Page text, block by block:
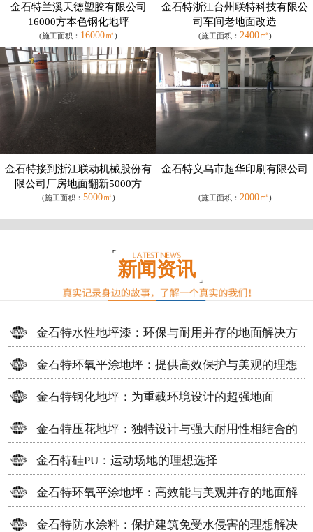
金石特兰溪天德塑胶有限公司
16000方本色钢化地坪
(施工面积： 16000㎡)
金石特浙江台州联特科技有限公
司车间老地面改造
(施工面积： 2400㎡)
金石特接到浙江联动机械股份有
限公司厂房地面翻新5000方
(施工面积： 5000㎡)
金石特义乌市超华印刷有限公司
(施工面积： 2000㎡)
新闻资讯
金石特水性地坪漆：环保与耐用并存的地面解决方
案
金石特环氧平涂地坪：提供高效保护与美观的理想
选择
金石特钢化地坪：为重载环境设计的超强地面
金石特压花地坪：独特设计与强大耐用性相结合的
地面材料
金石特硅PU：运动场地的理想选择
金石特环氧平涂地坪：高效能与美观并存的地面解
决方案
金石特防水涂料：保护建筑免受水侵害的理想解决